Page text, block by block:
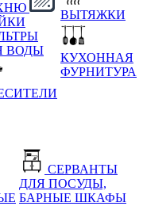
ВОДЫ
ВЫТЯЖКИ
КУХОННАЯ
ФУРНИТУРА
СЕРВАНТЫ
ДЛЯ ПОСУДЫ,
БАРНЫЕ ШКАФЫ